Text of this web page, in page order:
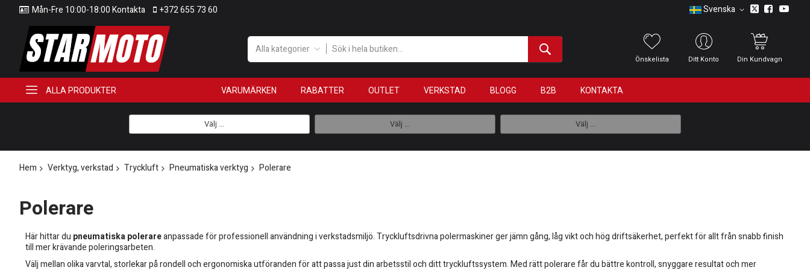
Mån-Fre 10:00-18:00 Kontakta +372 655 73 60 Svenska
Alla kategorier
Önskelista Ditt Konto Din Kundvagn
ALLA PRODUKTER VARUMÄRKEN RABATTER OUTLET VERKSTAD BLOGG B2B KONTAKTA
Välj ... Välj ... Välj ...
Hem Verktyg, verkstad Tryckluft Pneumatiska verktyg Polerare
Polerare
Här hittar du pneumatiska polerareanpassade för professionell användning i verkstadsmiljö. Tryckluftsdrivna polermaskiner ger jämn gång, låg vikt och hög driftsäkerhet, perfekt för allt från snabb finish
till mer krävande poleringsarbeten.
Välj mellan olika varvtal, storlekar på rondell och ergonomiska utföranden för att passa just din arbetsstil och ditt tryckluftssystem. Med rätt polerare får du bättre kontroll, snyggare resultat och mer